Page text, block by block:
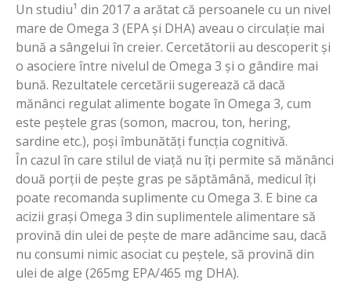
Un studiu¹ din 2017 a arătat că persoanele cu un nivel
mare de Omega 3 (EPA și DHA) aveau o circulație mai
bună a sângelui în creier. Cercetătorii au descoperit și
o asociere între nivelul de Omega 3 și o gândire mai
bună. Rezultatele cercetării sugerează că dacă
mănânci regulat alimente bogate în Omega 3, cum
este peștele gras (somon, macrou, ton, hering,
sardine etc.), poși îmbunătăți funcția cognitivă.
În cazul în care stilul de viață nu îți permite să mănânci
două porții de pește gras pe săptămână, medicul îți
poate recomanda suplimente cu Omega 3. E bine ca
acizii grași Omega 3 din suplimentele alimentare să
provină din ulei de pește de mare adâncime sau, dacă
nu consumi nimic asociat cu peștele, să provină din
ulei de alge (265mg EPA/465 mg DHA).